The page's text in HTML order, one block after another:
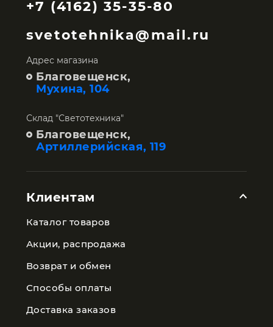
+7 (4162) 35-35-80
svetotehnika@mail.ru
Адрес магазина
Благовещенск,
Мухина, 104
Склад "Светотехника"
Благовещенск,
Артиллерийская, 119
Клиентам
Каталог товаров
Акции, распродажа
Возврат и обмен
Способы оплаты
Доставка заказов